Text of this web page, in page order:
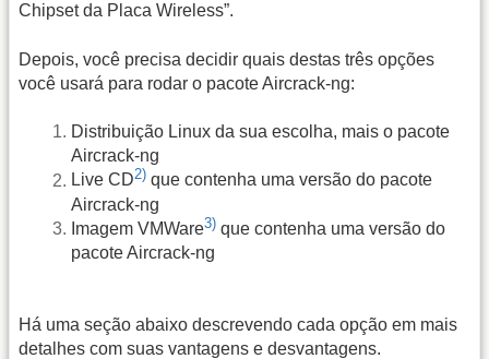
Chipset da Placa Wireless”.
Depois, você precisa decidir quais destas três opções
você usará para rodar o pacote Aircrack-ng:
Distribuição Linux da sua escolha, mais o pacote
Aircrack-ng
Live CD2) que contenha uma versão do pacote
Aircrack-ng
Imagem VMWare3) que contenha uma versão do
pacote Aircrack-ng
Há uma seção abaixo descrevendo cada opção em mais
detalhes com suas vantagens e desvantagens.